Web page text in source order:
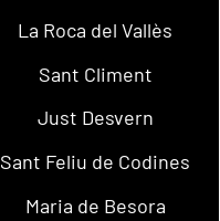
La Roca del Vallès
Sant Climent
Just Desvern
Sant Feliu de Codines
Maria de Besora